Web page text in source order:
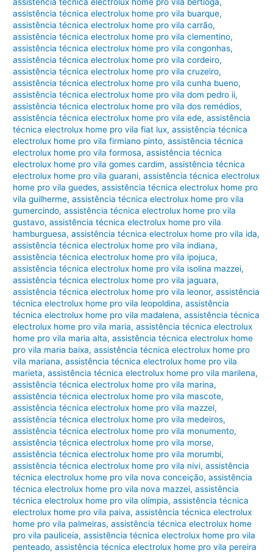
assistência técnica electrolux home pro vila bertioga,
assistência técnica electrolux home pro vila buarque,
assistência técnica electrolux home pro vila carrão,
assistência técnica electrolux home pro vila clementino,
assistência técnica electrolux home pro vila congonhas,
assistência técnica electrolux home pro vila cordeiro,
assistência técnica electrolux home pro vila cruzeiro,
assistência técnica electrolux home pro vila cunha bueno,
assistência técnica electrolux home pro vila dom pedro ii,
assistência técnica electrolux home pro vila dos remédios,
assistência técnica electrolux home pro vila ede,assistência
técnica electrolux home pro vila fiat lux,assistência técnica
electrolux home pro vila firmiano pinto,assistência técnica
electrolux home pro vila formosa,assistência técnica
electrolux home pro vila gomes cardim,assistência técnica
electrolux home pro vila guarani,assistência técnica electrolux
home pro vila guedes,assistência técnica electrolux home pro
vila guilherme,assistência técnica electrolux home pro vila
gumercindo,assistência técnica electrolux home pro vila
gustavo,assistência técnica electrolux home pro vila
hamburguesa,assistência técnica electrolux home pro vila ida,
assistência técnica electrolux home pro vila indiana,
assistência técnica electrolux home pro vila ipojuca,
assistência técnica electrolux home pro vila isolina mazzei,
assistência técnica electrolux home pro vila jaguara,
assistência técnica electrolux home pro vila leonor,assistência
técnica electrolux home pro vila leopoldina,assistência
técnica electrolux home pro vila madalena,assistência técnica
electrolux home pro vila maria,assistência técnica electrolux
home pro vila maria alta,assistência técnica electrolux home
pro vila maria baixa,assistência técnica electrolux home pro
vila mariana,assistência técnica electrolux home pro vila
marieta,assistência técnica electrolux home pro vila marilena,
assistência técnica electrolux home pro vila marina,
assistência técnica electrolux home pro vila mascote,
assistência técnica electrolux home pro vila mazzei,
assistência técnica electrolux home pro vila medeiros,
assistência técnica electrolux home pro vila monumento,
assistência técnica electrolux home pro vila morse,
assistência técnica electrolux home pro vila morumbi,
assistência técnica electrolux home pro vila nivi,assistência
técnica electrolux home pro vila nova conceição,assistência
técnica electrolux home pro vila nova mazzei,assistência
técnica electrolux home pro vila olímpia,assistência técnica
electrolux home pro vila paiva,assistência técnica electrolux
home pro vila palmeiras,assistência técnica electrolux home
pro vila pauliceia,assistência técnica electrolux home pro vila
penteado,assistência técnica electrolux home pro vila pereira